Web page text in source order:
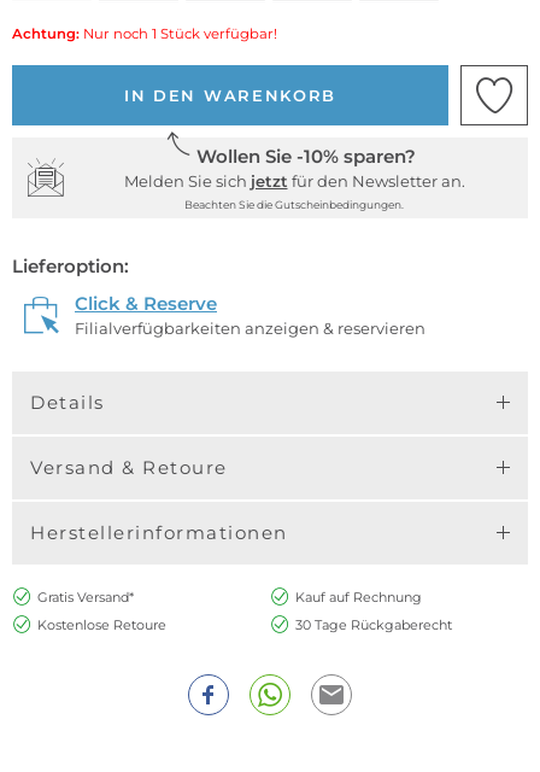
Achtung: Nur noch 1 Stück verfügbar!
IN DEN WARENKORB
Wollen Sie -10% sparen?
Melden Sie sich jetzt für den Newsletter an.
Beachten Sie die Gutscheinbedingungen.
Lieferoption:
Click & Reserve
Filialverfügbarkeiten anzeigen & reservieren
Details
Versand & Retoure
Herstellerinformationen
Gratis Versand*
Kauf auf Rechnung
Kostenlose Retoure
30 Tage Rückgaberecht